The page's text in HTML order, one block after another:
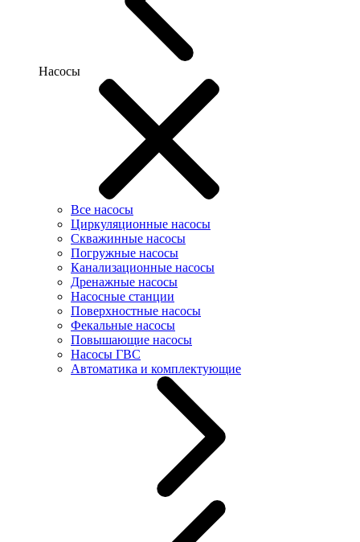
Насосы
Все насосы
Циркуляционные насосы
Скважинные насосы
Погружные насосы
Канализационные насосы
Дренажные насосы
Насосные станции
Поверхностные насосы
Фекальные насосы
Повышающие насосы
Насосы ГВС
Автоматика и комплектующие